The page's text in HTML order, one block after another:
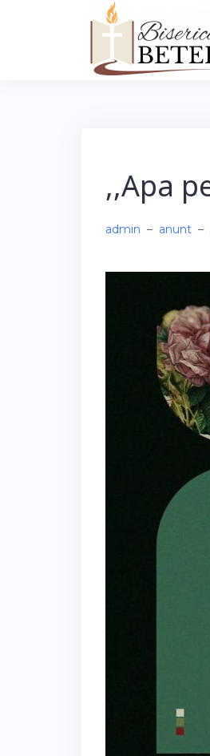
,,Apa
admin – anunt –